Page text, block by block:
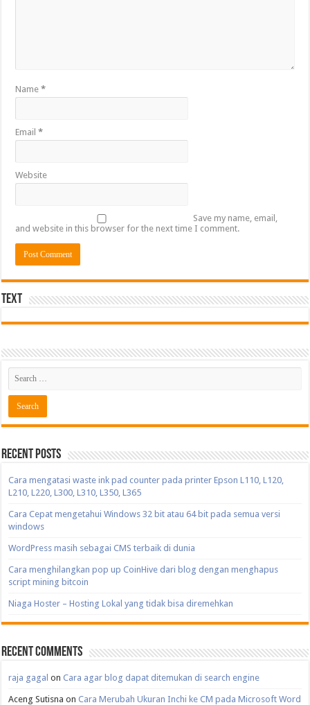
Name*
Email*
Website
Save my name, email,
and website in this browser for the next time I comment.
Text
Recent Posts
Cara mengatasi waste ink pad counter pada printer Epson L110, L120,
L210, L220, L300, L310, L350, L365
Cara Cepat mengetahui Windows 32 bit atau 64 bit pada semua versi
windows
WordPress masih sebagai CMS terbaik di dunia
Cara menghilangkan pop up CoinHive dari blog dengan menghapus
script mining bitcoin
Niaga Hoster – Hosting Lokal yang tidak bisa diremehkan
Recent Comments
raja gagal onCara agar blog dapat ditemukan di search engine
Aceng Sutisna onCara Merubah Ukuran Inchi ke CM pada Microsoft Word